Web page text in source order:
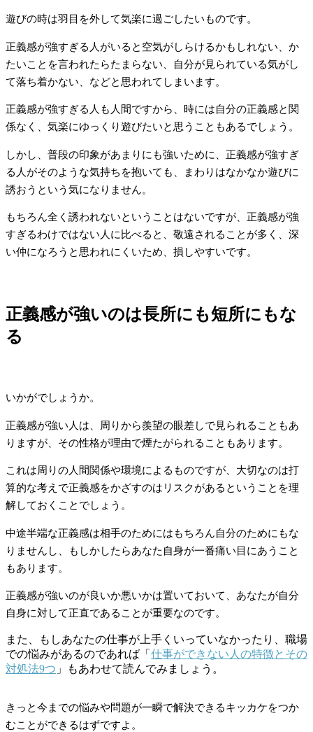
遊びの時は羽目を外して気楽に過ごしたいものです。
正義感が強すぎる人がいると空気がしらけるかもしれない、か
たいことを言われたらたまらない、自分が見られている気がし
て落ち着かない、などと思われてしまいます。
正義感が強すぎる人も人間ですから、時には自分の正義感と関
係なく、気楽にゆっくり遊びたいと思うこともあるでしょう。
しかし、普段の印象があまりにも強いために、正義感が強すぎ
る人がそのような気持ちを抱いても、まわりはなかなか遊びに
誘おうという気になりません。
もちろん全く誘われないということはないですが、正義感が強
すぎるわけではない人に比べると、敬遠されることが多く、深
い仲になろうと思われにくいため、損しやすいです。
正義感が強いのは長所にも短所にもな
る
いかがでしょうか。
正義感が強い人は、周りから羨望の眼差しで見られることもあ
りますが、その性格が理由で煙たがられることもあります。
これは周りの人間関係や環境によるものですが、大切なのは打
算的な考えで正義感をかざすのはリスクがあるということを理
解しておくことでしょう。
中途半端な正義感は相手のためにはもちろん自分のためにもな
りませんし、もしかしたらあなた自身が一番痛い目にあうこと
もあります。
正義感が強いのが良いか悪いかは置いておいて、あなたが自分
自身に対して正直であることが重要なのです。
また、もしあなたの仕事が上手くいっていなかったり、職場
での悩みがあるのであれば「 仕事ができない人の特徴とその
対処法9つ 」もあわせて読んでみましょう。
きっと今までの悩みや問題が一瞬で解決できるキッカケをつか
むことができるはずですよ。